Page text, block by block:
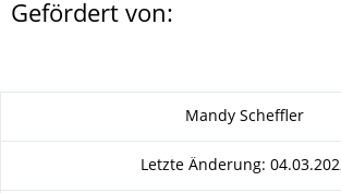
Gefördert von:
Mandy Scheffler
Letzte Änderung: